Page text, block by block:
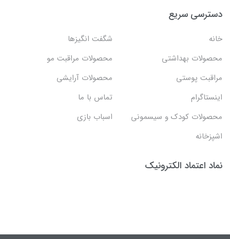
دسترسی سریع
خانه
شگفت انگيزها
محصولات بهداشتي
محصولات مراقبت مو
مراقبت پوستی
محصولات آرایشی
اینستاگرام
تماس با ما
محصولات کودک و سیسمونی
اسباب بازی
اشپزخانه
نماد اعتماد الکترونیک